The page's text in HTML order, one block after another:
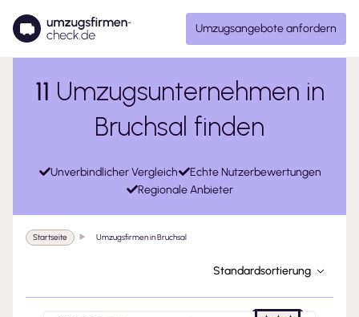
Umzugsangebote anfordern
11 Umzugsunternehmen in
Bruchsal finden
Unverbindlicher Vergleich
Echte Nutzerbewertungen
Regionale Anbieter
Startseite Umzugsfirmen in Bruchsal
Standardsortierung